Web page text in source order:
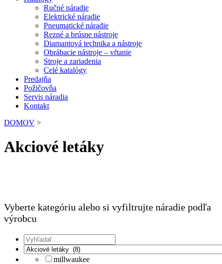
Ručné náradie
Elektrické náradie
Pneumatické náradie
Rezné a brúsne nástroje
Diamantová technika a nástroje
Obrábacie nástroje – vŕtanie
Stroje a zariadenia
Celé katalógy
Predajňa
Požičovňa
Servis náradia
Kontakt
DOMOV >
Akciové letáky
Vyberte kategóriu alebo si vyfiltrujte náradie podľa
výrobcu
millwaukee